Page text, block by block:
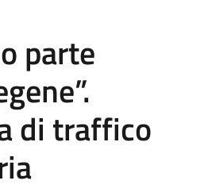
parte
di traffico